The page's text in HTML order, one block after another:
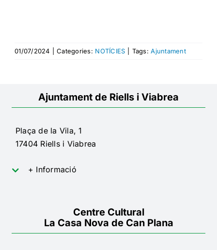
01/07/2024 Categories: NOTÍCIES Tags:Ajuntament
Ajuntament de Riells i Viabrea
Plaça de la Vila, 1
17404 Riells i Viabrea
+ Informació
Centre Cultural
La Casa Nova de Can Plana